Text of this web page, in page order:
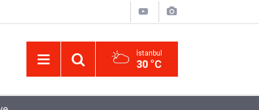
İstanbul
30 °C